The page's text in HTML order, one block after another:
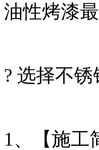
油性烤漆
? 选择不
1、【施工